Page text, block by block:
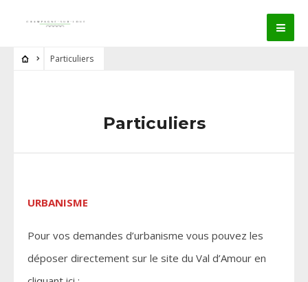
Particuliers
Particuliers
URBANISME
Pour vos demandes d’urbanisme vous pouvez les
déposer directement sur le site du Val d’Amour en